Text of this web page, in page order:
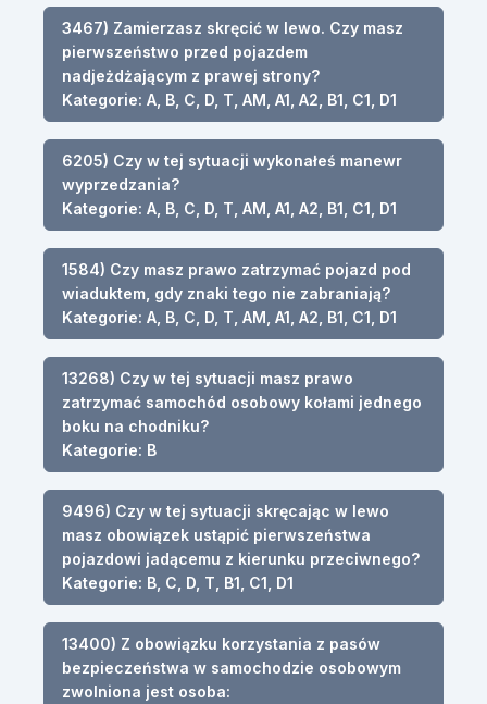
3467) Zamierzasz skręcić w lewo. Czy masz
pierwszeństwo przed pojazdem
nadjeżdżającym z prawej strony?
Kategorie: A, B, C, D, T, AM, A1, A2, B1, C1, D1
6205) Czy w tej sytuacji wykonałeś manewr
wyprzedzania?
Kategorie: A, B, C, D, T, AM, A1, A2, B1, C1, D1
1584) Czy masz prawo zatrzymać pojazd pod
wiaduktem, gdy znaki tego nie zabraniają?
Kategorie: A, B, C, D, T, AM, A1, A2, B1, C1, D1
13268) Czy w tej sytuacji masz prawo
zatrzymać samochód osobowy kołami jednego
boku na chodniku?
Kategorie: B
9496) Czy w tej sytuacji skręcając w lewo
masz obowiązek ustąpić pierwszeństwa
pojazdowi jadącemu z kierunku przeciwnego?
Kategorie: B, C, D, T, B1, C1, D1
13400) Z obowiązku korzystania z pasów
bezpieczeństwa w samochodzie osobowym
zwolniona jest osoba: